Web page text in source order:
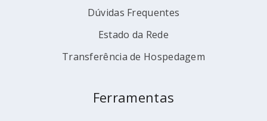
Dúvidas Frequentes
Estado da Rede
Transferência de Hospedagem
Ferramentas